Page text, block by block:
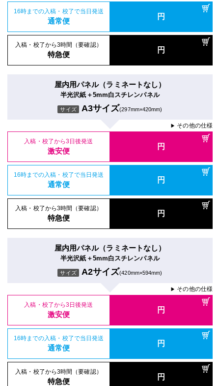
16時までの入稿・校了で当日発送
通常便 円
入稿・校了から3時間（要確認）
特急便 円
屋内用パネル（ラミネートなし）
半光沢紙＋5mm白スチレンパネル
サイズ A3サイズ(297mm×420mm)
▶ その他の仕様
入稿・校了から3日後発送
激安便 円
16時までの入稿・校了で当日発送
通常便 円
入稿・校了から3時間（要確認）
特急便 円
屋内用パネル（ラミネートなし）
半光沢紙＋5mm白スチレンパネル
サイズ A2サイズ(420mm×594mm)
▶ その他の仕様
入稿・校了から3日後発送
激安便 円
16時までの入稿・校了で当日発送
通常便 円
入稿・校了から3時間（要確認）
特急便 円